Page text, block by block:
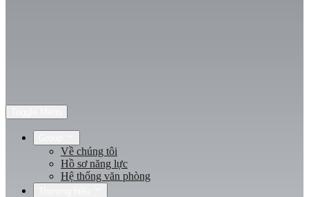
Về chúng tôi
Hồ sơ năng lực
Hệ thống văn phòng